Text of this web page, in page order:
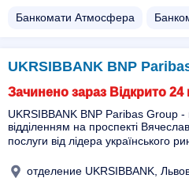
Банкомати Атмосфера
UKRSIBBANK BNP
Зачинено зараз Відкрито 24
UKRSIBBANK BNP Paribas Group -
відділенням на проспекті
послуги від лідера українського
отделение UKRSIBBANK,